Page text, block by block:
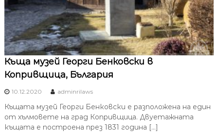
Къща музей Георги Бенковски в
Копривщица, България
10.12.2020 adminrilaws
Къщата музей Георги Бенковски е разположена на един
от хълмовете на град Копривщица. Двуетажната
къщата е построена през 1831 година […]